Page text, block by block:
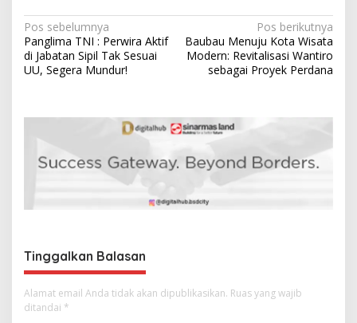
N
a
v
g
p
s
Pos sebelumnya
Panglima TNI : Perwira Aktif
di Jabatan Sipil Tak Sesuai
UU, Segera Mundur!
Pos berikutnya
Baubau Menuju Kota Wisata
Modern: Revitalisasi Wantiro
sebagai Proyek Perdana
Tinggalkan Balasan
Alamat email Anda tidak akan dipublikasikan. Ruas yang wajib
ditandai *